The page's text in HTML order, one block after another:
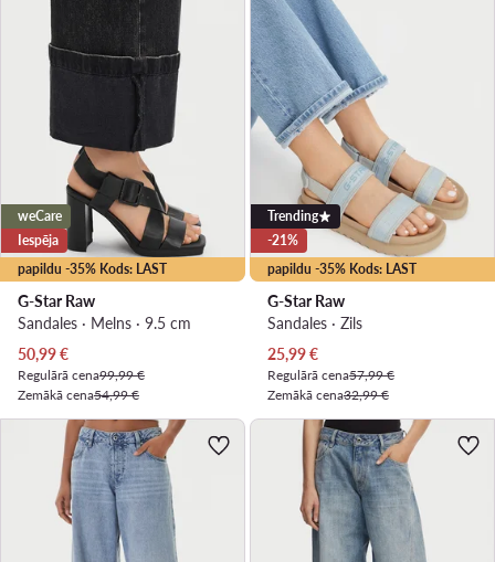
papildu -35% Kods: LAST
weCare
Iespēja
G-Star Raw
Sandales · Melns · 9.5 cm
Pašreizējā cena
50,99€
Regulārā cena99,99 €
Zemākā cena54,99 €
papildu -35% Kods: LAST
Trending
-21%
G-Star Raw
Sandales · Zils
Pašreizējā cena
25,99€
Regulārā cena57,99 €
Zemākā cena32,99 €